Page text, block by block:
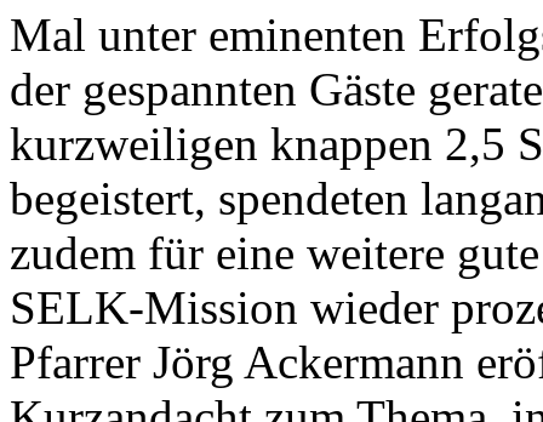
Mal unter eminenten
der gespannten Gäste
kurzweiligen knappen 2,5
begeistert, spendeten
zudem für eine weitere
SELK-Mission wieder
Pfarrer Jörg Ackermann